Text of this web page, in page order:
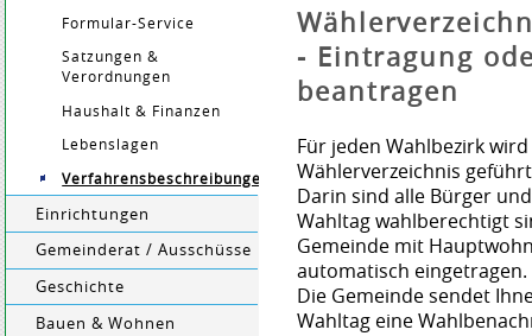
Formular-Service
Satzungen &
Verordnungen
Haushalt & Finanzen
Lebenslagen
Verfahrensbeschreibungen
Einrichtungen
Gemeinderat / Ausschüsse
Geschichte
Bauen & Wohnen
- Eintragung
beantragen
Für jeden Wahlbezirk
Wählerverzeichnis
Darin sind alle Bürger
Wahltag wahlberechtigt
Gemeinde mit
automatisch eingetragen.
Die Gemeinde sendet
Wahltag eine